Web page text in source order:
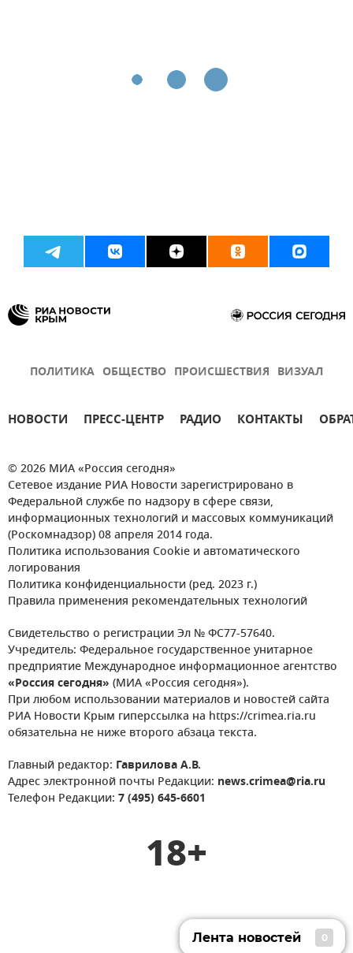
ПОЛИТИКА ОБЩЕСТВО ПРОИСШЕСТВИЯ ВИЗУАЛ
НОВОСТИ ПРЕСС-ЦЕНТР РАДИО КОНТАКТЫ
© 2026 МИА «Россия сегодня»
Сетевое издание РИА Новости зарегистрировано в
Федеральной службе по надзору в сфере связи,
информационных технологий и массовых коммуникаций
(Роскомнадзор) 08 апреля 2014 года.
Политика использования Cookie и автоматического
логирования
Политика конфиденциальности (ред. 2023 г.)
Правила применения рекомендательных технологий
Свидетельство о регистрации Эл № ФС77-57640.
Учредитель: Федеральное государственное унитарное
предприятие Международное информационное агентство
«Россия сегодня» (МИА «Россия сегодня»).
При любом использовании материалов и новостей сайта
РИА Новости Крым гиперссылка на https://crimea.ria.ru
обязательна не ниже второго абзаца текста.
Главный редактор: Гаврилова А.В.
Адрес электронной почты Редакции: news.crimea@ria.ru
Телефон Редакции: 7 (495) 645-6601
18+
Лента новостей 0